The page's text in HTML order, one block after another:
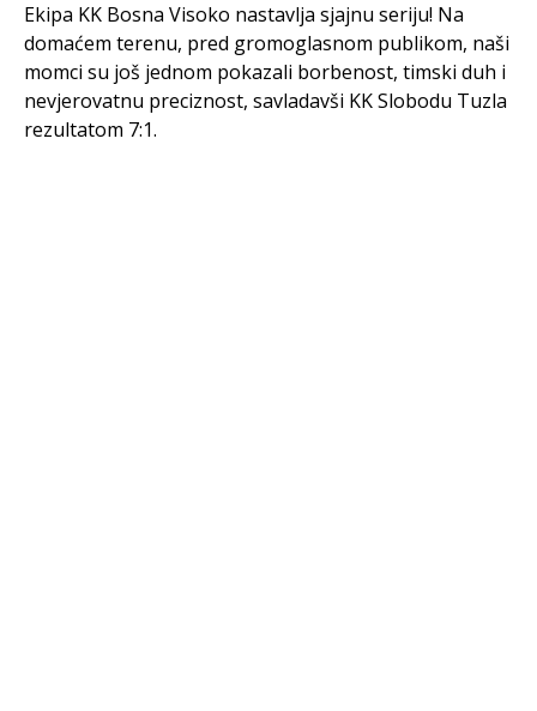
Ekipa KK Bosna Visoko nastavlja sjajnu seriju! Na
domaćem terenu, pred gromoglasnom publikom, naši
momci su još jednom pokazali borbenost, timski duh i
nevjerovatnu preciznost, savladavši KK Slobodu Tuzla
rezultatom 7:1.